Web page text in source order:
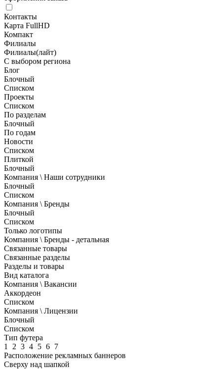
Контакты
Карта FullHD
Компакт
Филиалы
Филиалы(лайт)
С выбором региона
Блог
Блочный
Списком
Проекты
Списком
По разделам
Блочный
По годам
Новости
Списком
Плиткой
Блочный
Компания \ Наши сотрудники
Блочный
Списком
Компания \ Бренды
Блочный
Списком
Только логотипы
Компания \ Бренды - детальная
Связанные товары
Связанные разделы
Разделы и товары
Вид каталога
Компания \ Вакансии
Аккордеон
Списком
Компания \ Лицензии
Блочный
Списком
Тип футера
1
2 3 4 5 6 7
Расположение рекламных баннеров
Сверху над шапкой